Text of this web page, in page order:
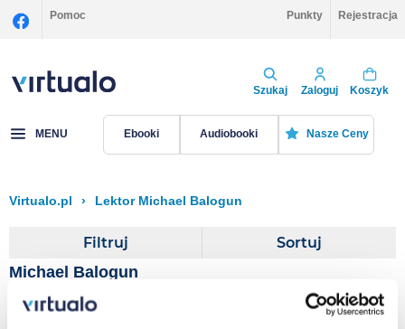
Pomoc Punkty Rejestracja
Szukaj Zaloguj Koszyk
MENU Ebooki Audiobooki Nasze Ceny
Virtualo.pl › Lektor Michael Balogun
Filtruj Sortuj
Michael Balogun